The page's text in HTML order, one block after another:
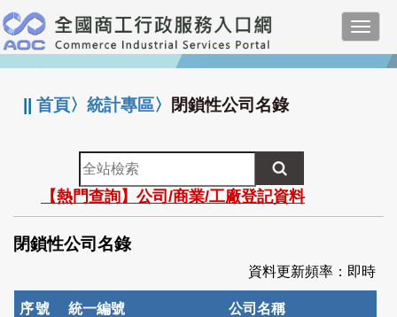
跳
到
主
要
:::
||首頁〉統計專區〉 閉鎖性公司名錄
全
站
檢
索
【熱門查詢】公司/商業/工廠登記資料
閉鎖性公司名錄
資料更新頻率：即時
序號 統一編號 公司名稱